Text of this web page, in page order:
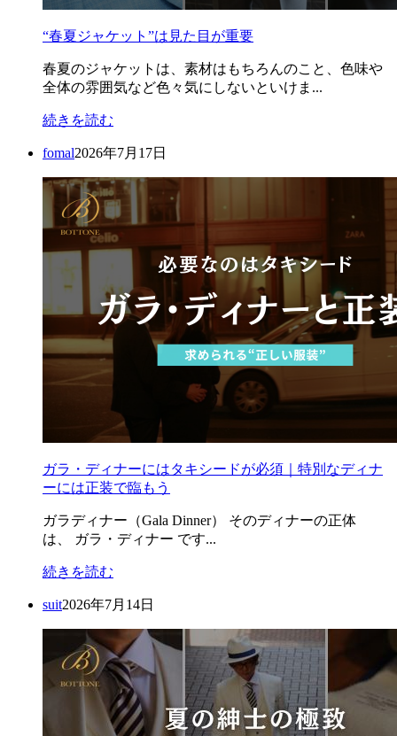
“春夏ジャケット”は見た目が重要
春夏のジャケットは、素材はもちろんのこと、色味や
全体の雰囲気など色々気にしないといけま...
続きを読む
fomal2026年7月17日
ガラ・ディナーにはタキシードが必須｜特別なディナ
ーには正装で臨もう
ガラディナー（Gala Dinner） そのディナーの正体
は、 ガラ・ディナー です...
続きを読む
suit2026年7月14日